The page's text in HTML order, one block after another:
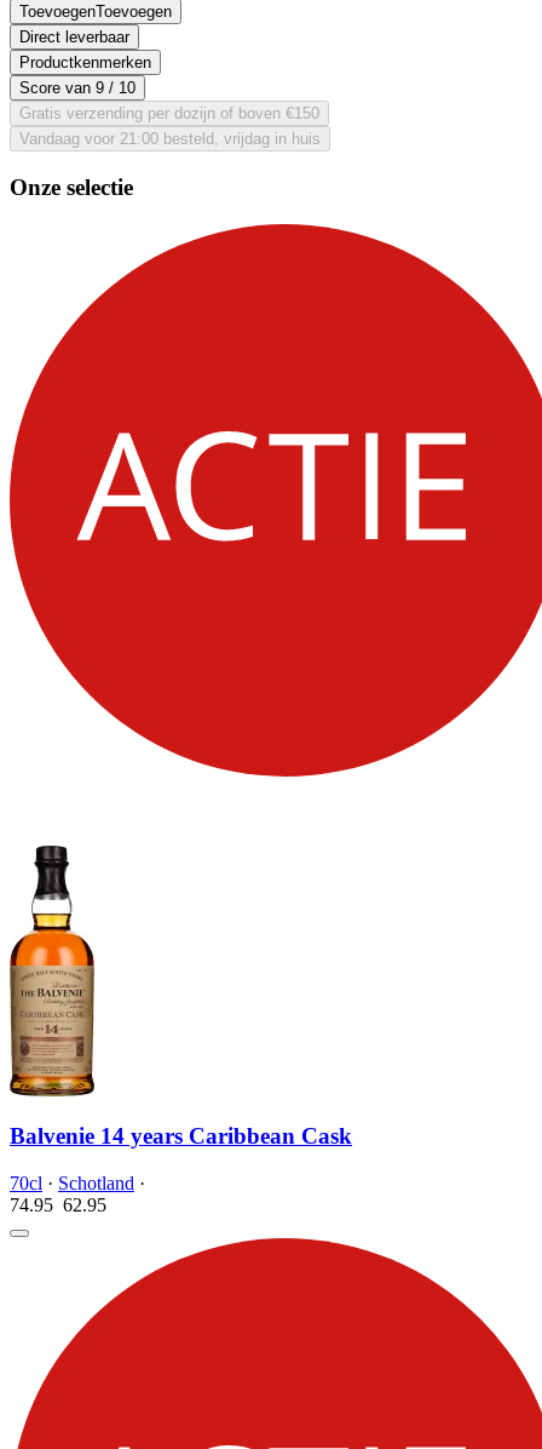
ToevoegenToevoegen
Direct leverbaar
Productkenmerken
Score van 9 / 10
Gratis verzending per dozijn of boven €150
Vandaag voor 21:00 besteld, vrijdag in huis
Onze selectie
Balvenie 14 years Caribbean Cask
70cl · Schotland ·
74.95 62.95